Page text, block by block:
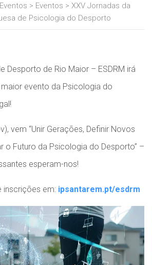
> Eventos > XXV Jornadas da
de Psicologia do Desporto
Desporto de Rio Maior – ESDRM irá
evento da Psicologia do
vem “Unir Gerações, Definir Novos
o Futuro da Psicologia do Desporto” –
esperam-nos!
inscrições em: ipsantarem.pt/esdrm